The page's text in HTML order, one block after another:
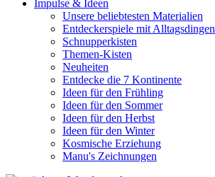
Impulse & Ideen
Unsere beliebtesten Materialien
Entdeckerspiele mit Alltagsdingen
Schnupperkisten
Themen-Kisten
Neuheiten
Entdecke die 7 Kontinente
Ideen für den Frühling
Ideen für den Sommer
Ideen für den Herbst
Ideen für den Winter
Kosmische Erziehung
Manu's Zeichnungen